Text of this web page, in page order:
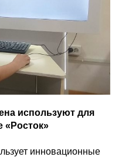
используют для
«Росток»
инновационные